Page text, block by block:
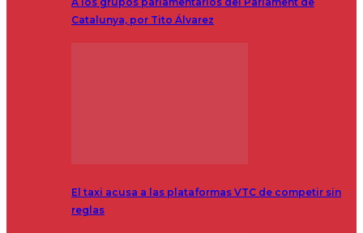
Catalunya, por Tito Álvarez
El taxi acusa a las plataformas VTC de competir sin
reglas